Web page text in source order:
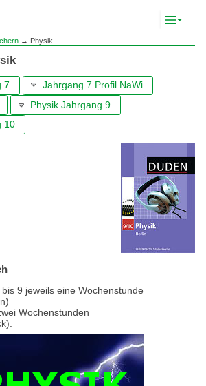
→ Physik
7
Jahrgang 7 Profil NaWi
Physik Jahrgang 9
10
9 jeweils eine Wochenstunde
Wochenstunden